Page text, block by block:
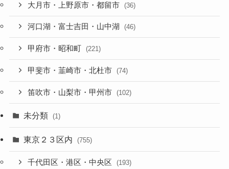
大月市・上野原市・都留市 (36)
河口湖・富士吉田・山中湖 (46)
甲府市・昭和町 (221)
甲斐市・韮崎市・北杜市 (74)
笛吹市・山梨市・甲州市 (102)
未分類 (1)
東京２３区内 (755)
千代田区・港区・中央区 (193)